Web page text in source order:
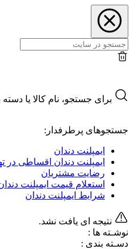
برای جستجو، نام کالا یا دسته
جستجوهای پرطرفدار:
ایمپلنت دندان
ایمپلنت دندان اقساطی در تهران
رضایت مشتریان
استعلام قیمت ایمپلنت دندان
شرایط ایمپلنت دندان
نتیجه ای یافت نشد.
نوشـته ها :
دسـته بندی :